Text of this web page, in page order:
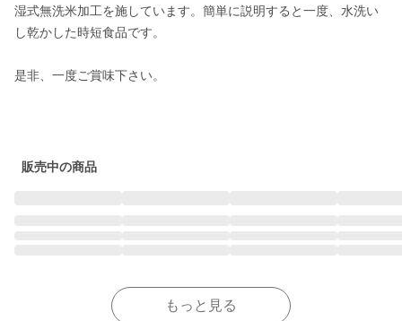
湿式無洗米加工を施しています。簡単に説明すると一度、水洗い
し乾かした時短食品です。
是非、一度ご賞味下さい。
販売中の商品
もっと見る